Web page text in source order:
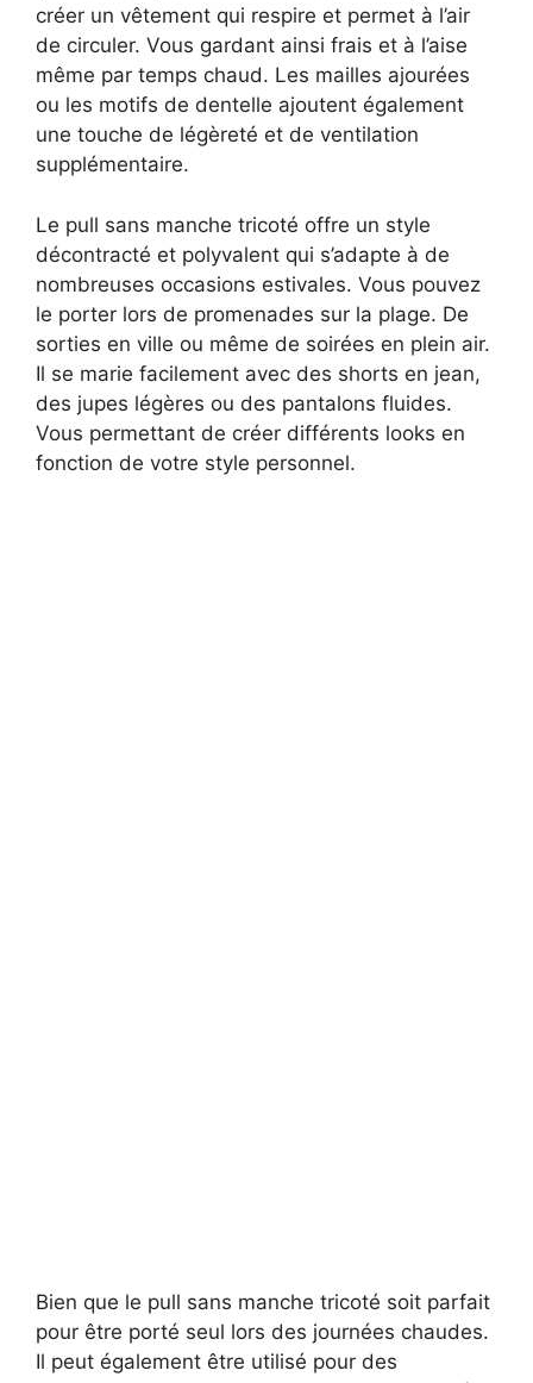
créer un vêtement qui respire et permet à l’air
de circuler. Vous gardant ainsi frais et à l’aise
même par temps chaud. Les mailles ajourées
ou les motifs de dentelle ajoutent également
une touche de légèreté et de ventilation
supplémentaire.
Le pull sans manche tricoté offre un style
décontracté et polyvalent qui s’adapte à de
nombreuses occasions estivales. Vous pouvez
le porter lors de promenades sur la plage. De
sorties en ville ou même de soirées en plein air.
Il se marie facilement avec des shorts en jean,
des jupes légères ou des pantalons fluides.
Vous permettant de créer différents looks en
fonction de votre style personnel.
Bien que le pull sans manche tricoté soit parfait
pour être porté seul lors des journées chaudes.
Il peut également être utilisé pour des